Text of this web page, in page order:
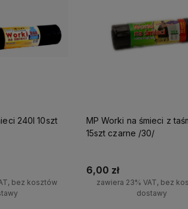
bez kosztów
MP Worki na śmieci z taśmą 35l
15szt czarne /30/
6,00 zł
zawiera 23% VAT, bez
dostawy